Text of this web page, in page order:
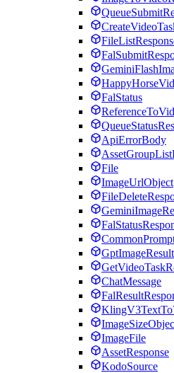
FalStatus
ApiErrorBody
File
ImageUrlObject
GptImageResult
ChatMessage
ImageFile
AssetResponse
KodoSource